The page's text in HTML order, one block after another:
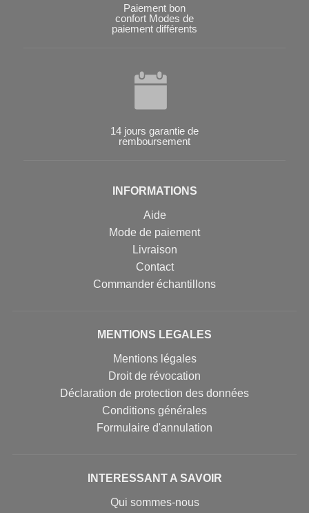
Paiement bon
confort Modes de
paiement différents
14 jours garantie de
remboursement
INFORMATIONS
Aide
Mode de paiement
Livraison
Contact
Commander échantillons
MENTIONS LEGALES
Mentions légales
Droit de révocation
Déclaration de protection des données
Conditions générales
Formulaire d'annulation
INTERESSANT A SAVOIR
Qui sommes-nous